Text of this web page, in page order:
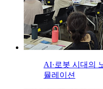
AI·로봇 시대의
뮬레이션